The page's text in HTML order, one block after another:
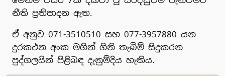
නීති ප්‍රතිපාදන ඇත.
ඒ අනුව 071-3510510 සහ 077-3957880 යන
දුරකථන අංක මගින් ගිනි තැබිම් සිදුකරන
පුද්ගලයින් පිළිබඳ දැනුම්දිය හැකිය.